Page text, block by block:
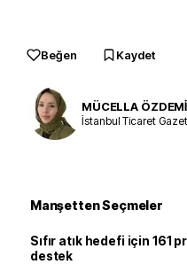
Beğen Kaydet
MÜCELLA
İstanbul Ticaret
Manşetten Seçmeler
Sıfır atık hedefi için 161
destek